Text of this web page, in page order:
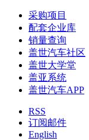
采购项目
配套企业库
销量查询
盖世汽车社区
盖世大学堂
盖亚系统
盖世汽车APP
RSS
订阅邮件
English